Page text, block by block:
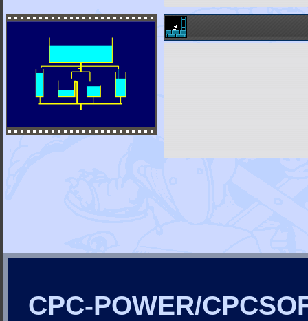
CPC-POWER/